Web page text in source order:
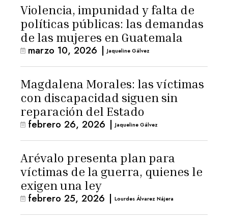
Violencia, impunidad y falta de
políticas públicas: las demandas
de las mujeres en Guatemala
marzo 10, 2026 | Jaqueline Gálvez
Magdalena Morales: las víctimas
con discapacidad siguen sin
reparación del Estado
febrero 26, 2026 | Jaqueline Gálvez
Arévalo presenta plan para
víctimas de la guerra, quienes le
exigen una ley
febrero 25, 2026 | Lourdes Álvarez Nájera